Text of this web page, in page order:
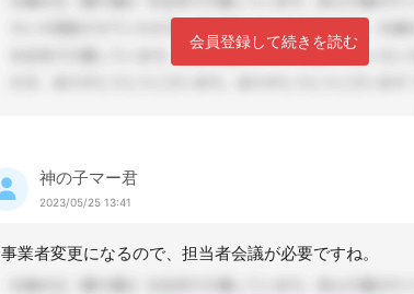
会員登録して続きを読む
神の子マー君
2023/05/25 13:41
事業者変更になるので、担当者会議が必要ですね。